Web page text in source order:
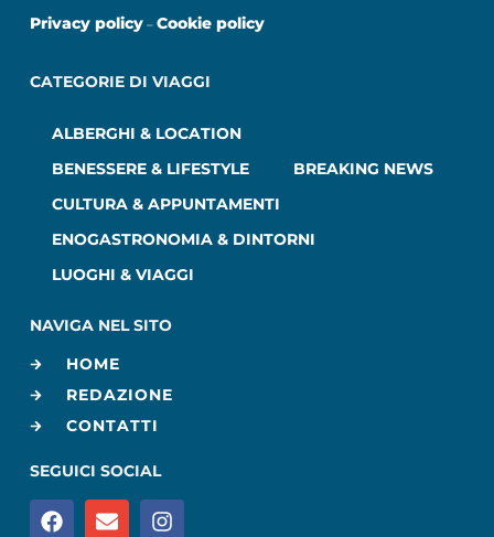
Privacy policy– Cookie policy
CATEGORIE DI VIAGGI
ALBERGHI & LOCATION
BENESSERE & LIFESTYLE
BREAKING NEWS
CULTURA & APPUNTAMENTI
ENOGASTRONOMIA & DINTORNI
LUOGHI & VIAGGI
NAVIGA NEL SITO
HOME
REDAZIONE
CONTATTI
SEGUICI SOCIAL